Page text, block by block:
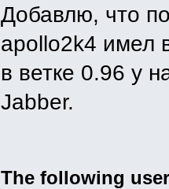
Добавлю, что
apollo2k4 имел
в ветке 0.96 у
Jabber.
The following